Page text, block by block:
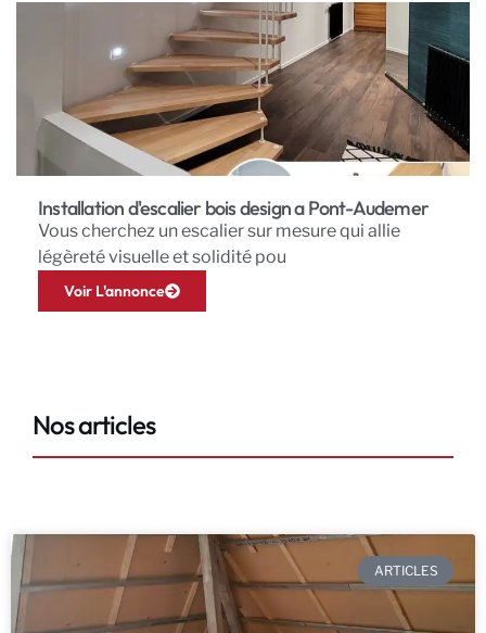
Installation d'escalier bois design a Pont-Audemer
Vous cherchez un escalier sur mesure qui allie
légèreté visuelle et solidité pou
Voir L'annonce
Nos articles
ARTICLES